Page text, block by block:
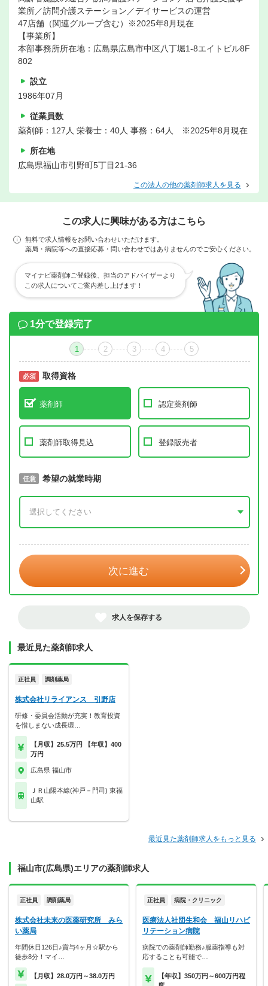
業所／訪問介護ステーション／デイサービスの運営
47店舗（関連グループ含む）※2025年8月現在
【事業所】
本部事務所所在地：広島県広島市中区八丁堀1-8エイトビル8F
802
設立
1986年07月
従業員数
薬剤師：127人 栄養士：40人 事務：64人 ※2025年8月現在
所在地
広島県福山市引野町5丁目21-36
この法人の他の薬剤師求人を見る
この求人に興味がある方はこちら
無料で求人情報をお問い合わせいただけます。
薬局・病院等への直接応募・問い合わせではありませんのでご安心ください。
マイナビ薬剤師ご登録後、担当のアドバイザーより
この求人についてご案内差し上げます！
1分で登録完了
1 2 3 4 5
必須 取得資格
薬剤師 認定薬剤師
薬剤師取得見込 登録販売者
必須 取得予定年
任意 希望の就業時期
次に進む
求人を保存する
最近見た薬剤師求人
正社員 調剤薬局
株式会社リライアンス 引野店
研修・委員会活動が充実！教育投資
を惜しまない成長環…
【月収】25.5万円 【年収】400
万円
広島県 福山市
ＪＲ山陽本線(神戸－門司) 東福
山駅
最近見た薬剤師求人をもっと見る
福山市(広島県)エリアの薬剤師求人
正社員 調剤薬局
株式会社未来の医薬研究所 みら
い薬局
年間休日126日♪賞与4ヶ月☆駅から
徒歩8分！マイ…
【月収】28.0万円～38.0万円
正社員 病院・クリニック
医療法人社団生和会 福山リハビ
リテーション病院
病院での薬剤師勤務♪服薬指導も対
応することも可能で…
【年収】350万円～600万円程